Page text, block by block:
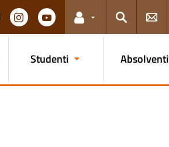
Odkazy pro uživatele
Hledat
Studenti Absolventi